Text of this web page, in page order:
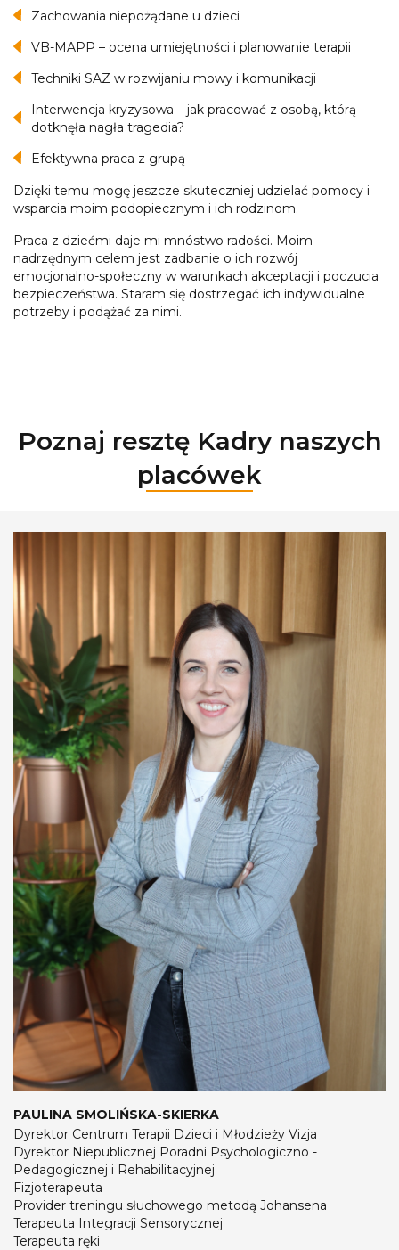
Zachowania niepożądane u dzieci
VB-MAPP – ocena umiejętności i planowanie terapii
Techniki SAZ w rozwijaniu mowy i komunikacji
Interwencja kryzysowa – jak pracować z osobą, którą
dotknęła nagła tragedia?
Efektywna praca z grupą
Dzięki temu mogę jeszcze skuteczniej udzielać pomocy i
wsparcia moim podopiecznym i ich rodzinom.
Praca z dziećmi daje mi mnóstwo radości. Moim
nadrzędnym celem jest zadbanie o ich rozwój
emocjonalno-społeczny w warunkach akceptacji i poczucia
bezpieczeństwa. Staram się dostrzegać ich indywidualne
potrzeby i podążać za nimi.
Poznaj resztę Kadry naszych
placówek
PAULINA SMOLIŃSKA-SKIERKA
Dyrektor Centrum Terapii Dzieci i Młodzieży Vizja
Dyrektor Niepublicznej Poradni Psychologiczno -
Pedagogicznej i Rehabilitacyjnej
Fizjoterapeuta
Provider treningu słuchowego metodą Johansena
Terapeuta Integracji Sensorycznej
Terapeuta ręki